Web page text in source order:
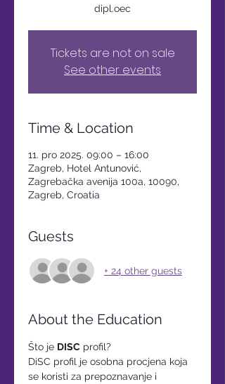
dipl.oec
Tickets are not on sale
See other events
Time & Location
11. pro 2025. 09:00 – 16:00
Zagreb, Hotel Antunović,
Zagrebačka avenija 100a, 10090,
Zagreb, Croatia
Guests
+ 24 other guests
About the Education
Što je DISC profil?
DiSC profil je osobna procjena koja
se koristi za prepoznavanje i